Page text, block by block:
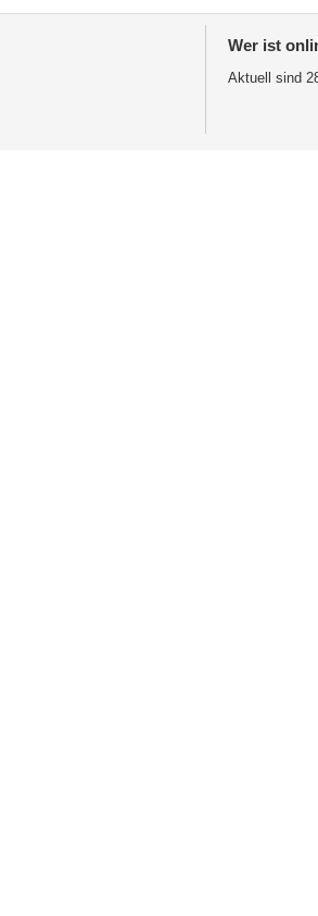
Wer ist
Aktuell sind